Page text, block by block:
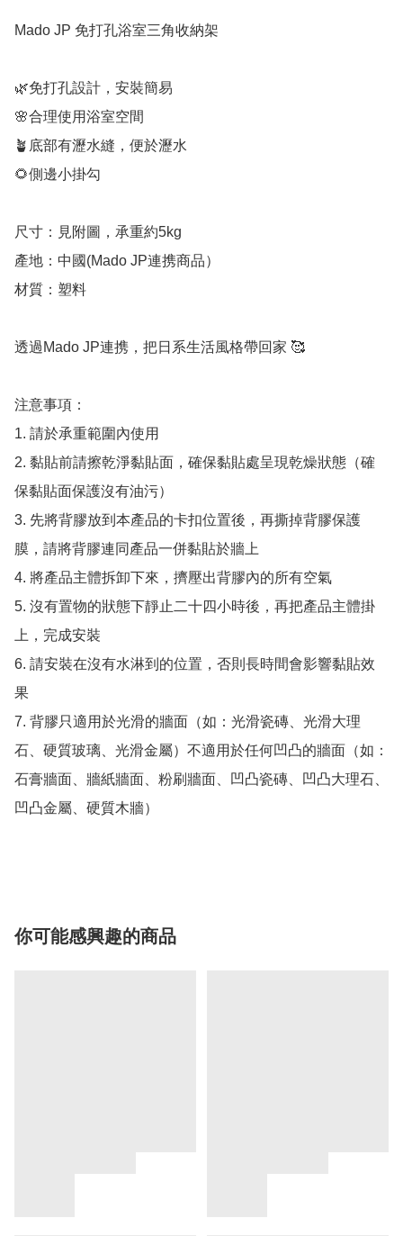
Mado JP 免打孔浴室三角收納架
🌿免打孔設計，安裝簡易
🌸合理使用浴室空間
🪴底部有瀝水縫，便於瀝水
🌻側邊小掛勾
尺寸：見附圖，承重約5kg
產地：中國(Mado JP連携商品）
材質：塑料
透過Mado JP連携，把日系生活風格帶回家 🥰
注意事項：
1. 請於承重範圍內使用
2. 黏貼前請擦乾淨黏貼面，確保黏貼處呈現乾燥狀態（確
保黏貼面保護沒有油污）
3. 先將背膠放到本產品的卡扣位置後，再撕掉背膠保護
膜，請將背膠連同產品一併黏貼於牆上
4. 將產品主體拆卸下來，擠壓出背膠內的所有空氣
5. 沒有置物的狀態下靜止二十四小時後，再把產品主體掛
上，完成安裝
6. 請安裝在沒有水淋到的位置，否則長時間會影響黏貼效
果
7. 背膠只適用於光滑的牆面（如：光滑瓷磚、光滑大理
石、硬質玻璃、光滑金屬）不適用於任何凹凸的牆面（如：
石膏牆面、牆紙牆面、粉刷牆面、凹凸瓷磚、凹凸大理石、
凹凸金屬、硬質木牆）
你可能感興趣的商品